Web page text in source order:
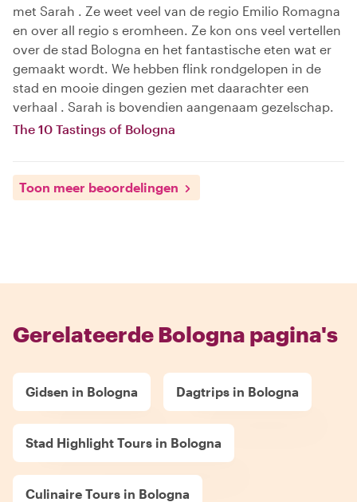
met Sarah . Ze weet veel van de regio Emilio Romagna
en over all regio s eromheen. Ze kon ons veel vertellen
over de stad Bologna en het fantastische eten wat er
gemaakt wordt. We hebben flink rondgelopen in de
stad en mooie dingen gezien met daarachter een
verhaal . Sarah is bovendien aangenaam gezelschap.
The 10 Tastings of Bologna
Toon meer beoordelingen
Gerelateerde Bologna pagina's
Gidsen in Bologna Dagtrips in Bologna
Stad Highlight Tours in Bologna
Culinaire Tours in Bologna